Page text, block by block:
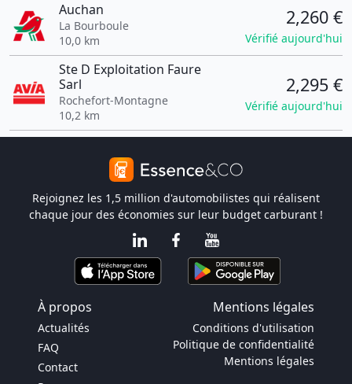
Auchan
La Bourboule
10,0 km
2,260 €
Vérifié aujourd'hui
Ste D Exploitation Faure
Sarl
Rochefort-Montagne
10,2 km
2,295 €
Vérifié aujourd'hui
Rejoignez les 1,5 million d'automobilistes qui réalisent
chaque jour des économies sur leur budget carburant !
À propos Mentions légales
Actualités
FAQ
Contact
Conditions d'utilisation
Politique de confidentialité
Mentions légales